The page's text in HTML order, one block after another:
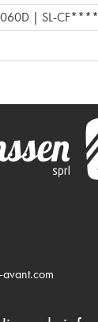
| SL-CF****